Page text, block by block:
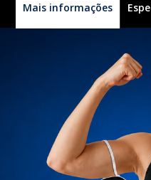
Mais informações